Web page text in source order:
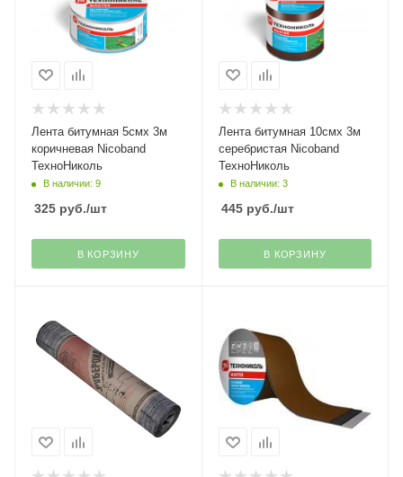
Лента битумная 5смх 3м
коричневая Nicoband
ТехноНиколь
В наличии: 9
325 руб./шт
В КОРЗИНУ
Лента битумная 10смх 3м
серебристая Nicoband
ТехноНиколь
В наличии: 3
445руб./шт
В КОРЗИНУ